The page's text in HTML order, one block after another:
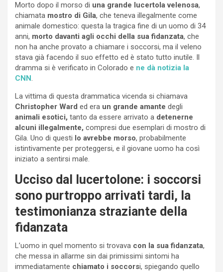
Morto dopo il morso di una grande lucertola velenosa,
chiamata mostro di Gila, che teneva illegalmente come
animale domestico: questa la tragica fine di un uomo di 34
anni, morto davanti agli occhi della sua fidanzata, che
non ha anche provato a chiamare i soccorsi, ma il veleno
stava già facendo il suo effetto ed è stato tutto inutile. Il
dramma si è verificato in Colorado e ne dà notizia la
CNN.
La vittima di questa drammatica vicenda si chiamava
Christopher Ward ed era un grande amante degli
animali esotici, tanto da essere arrivato a detenerne
alcuni illegalmente, compresi due esemplari di mostro di
Gila. Uno di questi lo avrebbe morso, probabilmente
istintivamente per proteggersi, e il giovane uomo ha così
iniziato a sentirsi male.
Ucciso dal lucertolone: i soccorsi
sono purtroppo arrivati tardi, la
testimonianza straziante della
fidanzata
L’uomo in quel momento si trovava con la sua fidanzata,
che messa in allarme sin dai primissimi sintomi ha
immediatamente chiamato i soccorsi, spiegando quello